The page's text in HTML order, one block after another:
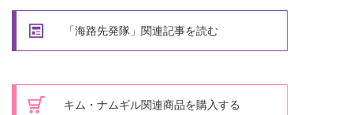
「海路先発隊」関連記事を読む
キム・ナムギル関連商品を購入する